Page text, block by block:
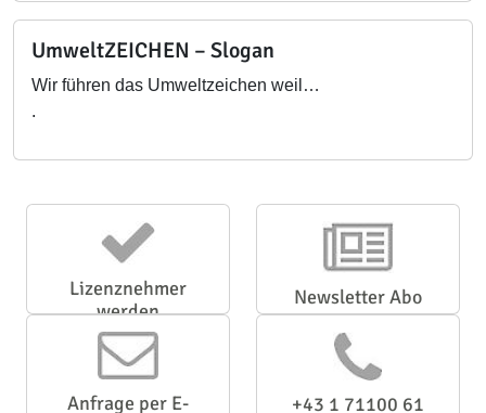
UmweltZEICHEN – Slogan
Wir führen das Umweltzeichen weil…
.
Lizenznehmer
werden
Newsletter Abo
Anfrage per E-
+43 1 71100 61